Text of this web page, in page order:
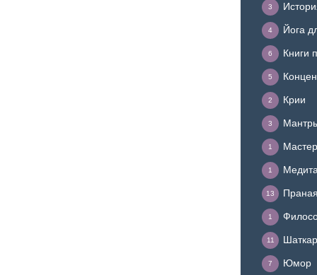
3
Йога
4
Книги
6
5
Крии
2
3
1
1
13
1
11
Юмор
7